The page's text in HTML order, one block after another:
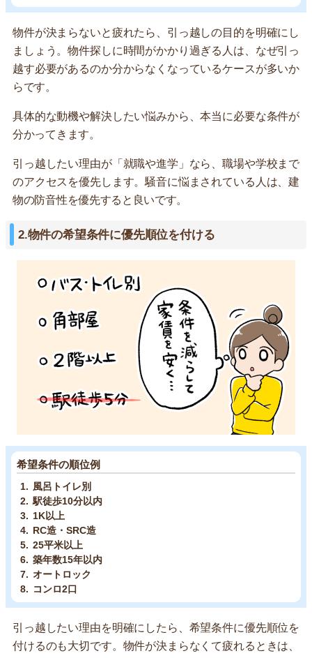
物件が決まらないと疲れたら、引っ越しの目的を明確にし
ましょう。物件探しに時間がかかり過ぎる人は、なぜ引っ
越す必要があるのか分からなくなっているケースが多いか
らです。
具体的な動機や解決したい悩みから、本当に必要な条件が
分かってきます。
引っ越したい理由が「就職や進学」なら、職場や学校まで
のアクセスを優先します。騒音に悩まされている人は、建
物の防音性を優先すると良いです。
2.物件の希望条件に優先順位を付ける
希望条件の順位例
風呂トイレ別
駅徒歩10分以内
1K以上
RC造・SRC造
25平米以上
築年数15年以内
オートロック
コンロ2口
引っ越したい理由を明確にしたら、希望条件に優先順位を
付けるのも大切です。物件が決まらなくて疲れるときは、